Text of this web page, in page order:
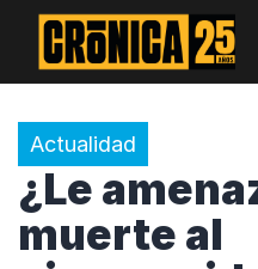
Actualidad
¿Le
muerte al